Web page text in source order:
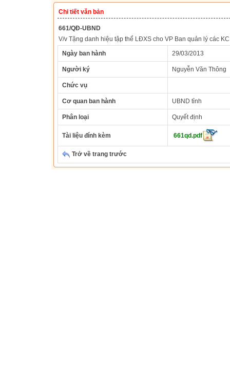
Chi tiết văn bản
661/QĐ-UBND
V/v Tặng danh hiệu tập thể LĐXS cho VP Ban quản lý các
Ngày ban hành
29/03/2013
Người ký Nguyễn Văn Thông
Chức vụ
Cơ quan ban hành UBND tỉnh
Phân loại Quyết định
Tài liệu đính kèm 661qd.pdf
Trở về trang trước